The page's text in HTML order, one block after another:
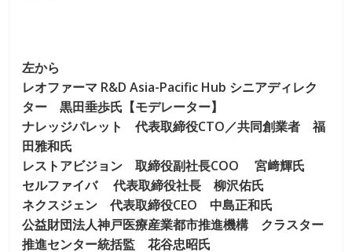
左から
レオファーマ R&D Asia-Pacific Hub シニアディレク
ター 黒田垂歩氏【モデレーター】
ナレッジパレット 代表取締役CTO／共同創業者 福
田雅和氏
レストアビジョン 取締役副社長COO 宮﨑輝氏
セルファイバ 代表取締役社長 柳沢佑氏
ネクスジェン 代表取締役CEO 中島正和氏
公益財団法人神戸医療産業都市推進機構 クラスター
推進センター統括監 花谷忠昭氏